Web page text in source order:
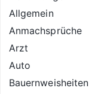
Allgemein
Anmachsprüche
Arzt
Auto
Bauernweisheiten